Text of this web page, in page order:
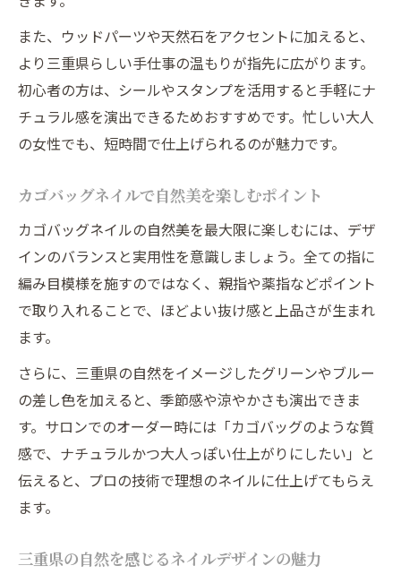
また、ウッドパーツや天然石をアクセントに加えると、
より三重県らしい手仕事の温もりが指先に広がります。
初心者の方は、シールやスタンプを活用すると手軽にナ
チュラル感を演出できるためおすすめです。忙しい大人
の女性でも、短時間で仕上げられるのが魅力です。
カゴバッグネイルで自然美を楽しむポイント
カゴバッグネイルの自然美を最大限に楽しむには、デザ
インのバランスと実用性を意識しましょう。全ての指に
編み目模様を施すのではなく、親指や薬指などポイント
で取り入れることで、ほどよい抜け感と上品さが生まれ
ます。
さらに、三重県の自然をイメージしたグリーンやブルー
の差し色を加えると、季節感や涼やかさも演出できま
す。サロンでのオーダー時には「カゴバッグのような質
感で、ナチュラルかつ大人っぽい仕上がりにしたい」と
伝えると、プロの技術で理想のネイルに仕上げてもらえ
ます。
三重県の自然を感じるネイルデザインの魅力